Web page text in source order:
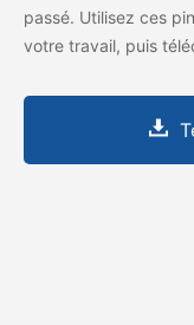
passé. Utilisez ces
votre travail, puis